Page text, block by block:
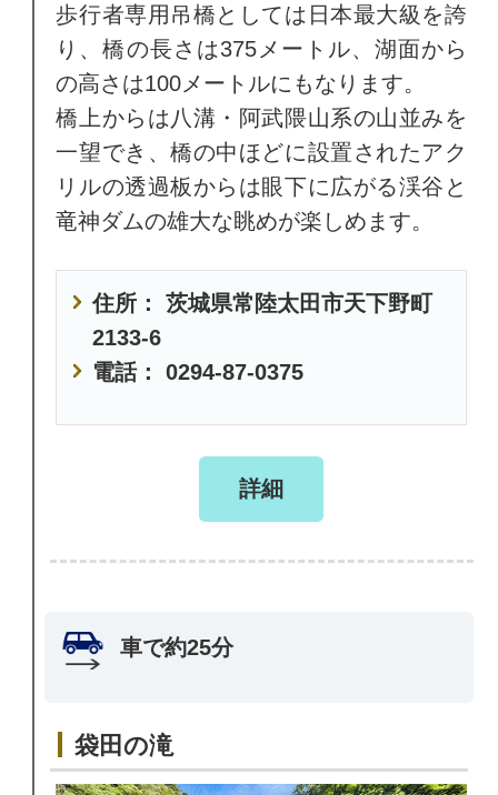
歩行者専用吊橋としては日本最大級を誇
り、橋の長さは375メートル、湖面から
の高さは100メートルにもなります。
橋上からは八溝・阿武隈山系の山並みを
一望でき、橋の中ほどに設置されたアク
リルの透過板からは眼下に広がる渓谷と
竜神ダムの雄大な眺めが楽しめます。
住所： 茨城県常陸太田市天下野町
2133-6
電話： 0294-87-0375
詳細
車で約25分
袋田の滝